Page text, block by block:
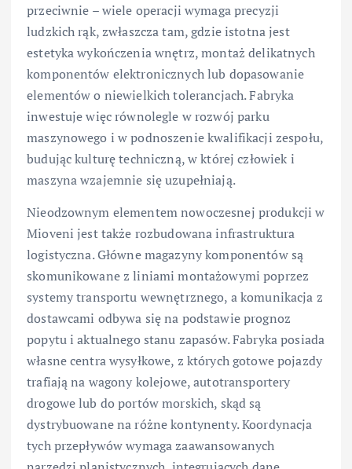
przeciwnie – wiele operacji wymaga precyzji
ludzkich rąk, zwłaszcza tam, gdzie istotna jest
estetyka wykończenia wnętrz, montaż delikatnych
komponentów elektronicznych lub dopasowanie
elementów o niewielkich tolerancjach. Fabryka
inwestuje więc równolegle w rozwój parku
maszynowego i w podnoszenie kwalifikacji zespołu,
budując kulturę techniczną, w której człowiek i
maszyna wzajemnie się uzupełniają.
Nieodzownym elementem nowoczesnej produkcji w
Mioveni jest także rozbudowana infrastruktura
logistyczna. Główne magazyny komponentów są
skomunikowane z liniami montażowymi poprzez
systemy transportu wewnętrznego, a komunikacja z
dostawcami odbywa się na podstawie prognoz
popytu i aktualnego stanu zapasów. Fabryka posiada
własne centra wysyłkowe, z których gotowe pojazdy
trafiają na wagony kolejowe, autotransportery
drogowe lub do portów morskich, skąd są
dystrybuowane na różne kontynenty. Koordynacja
tych przepływów wymaga zaawansowanych